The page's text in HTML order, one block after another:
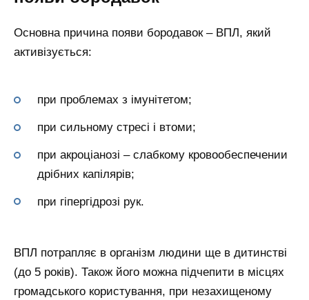
Основна причина появи бородавок – ВПЛ, який
активізується:
при проблемах з імунітетом;
при сильному стресі і втоми;
при акроціанозі – слабкому кровообеспечении
дрібних капілярів;
при гіпергідрозі рук.
ВПЛ потрапляє в організм людини ще в дитинстві
(до 5 років). Також його можна підчепити в місцях
громадського користування, при незахищеному